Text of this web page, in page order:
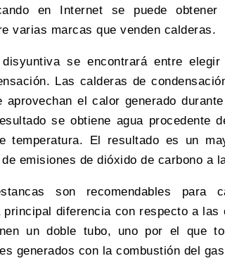
en Internet se puede obtener
varias marcas que venden calderas.
disyuntiva se encontrará entre
Las calderas de
aprovechan el calor generado
se obtiene agua procedente
temperatura. El resultado es un
emisiones de dióxido de carbono a
son recomendables para
principal diferencia con respecto a las
un doble tubo, uno por el que
generados con la combustión del